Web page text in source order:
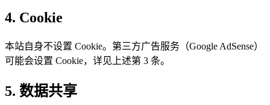
4. Cookie
本站自身不设置 Cookie。第三方广告服务（Google AdSense）
可能会设置 Cookie，详见上述第 3 条。
5. 数据共享